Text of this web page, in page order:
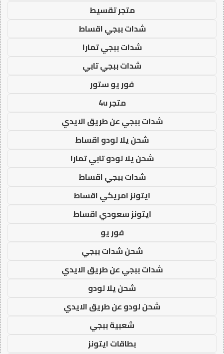
متجر تقسيط
شدات ببجي اقساط
شدات ببجي تمارا
شدات ببجي تابي
فور يو ستور
متجر 4u
شدات ببجي عن طريق الايدي
شحن يلا لودو اقساط
شحن يلا لودو تابي تمارا
شدات ببجي اقساط
ايتونز امريكي اقساط
ايتونز سعودي اقساط
فور يو
شحن شدات ببجي
شدات ببجي عن طريق الايدي
شحن يلا لودو
شحن لودو عن طريق الايدي
شعبية ببجي
بطاقات ايتونز